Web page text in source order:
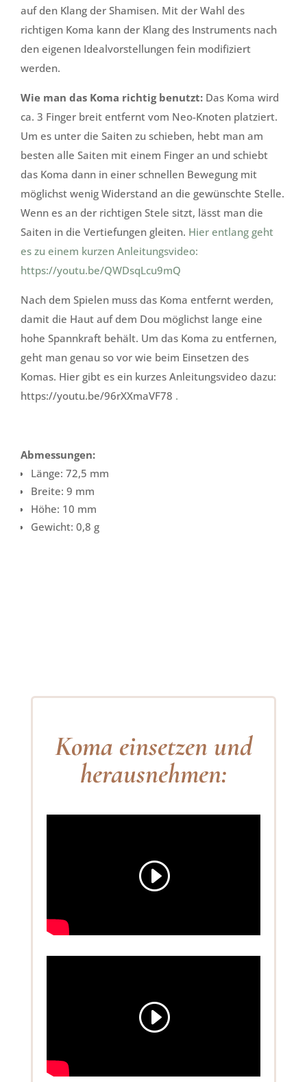
auf den Klang der Shamisen. Mit der Wahl des
richtigen Koma kann der Klang des Instruments nach
den eigenen Idealvorstellungen fein modifiziert
werden.
Wie man das Koma richtig benutzt: Das Koma wird
ca. 3 Finger breit entfernt vom Neo-Knoten platziert.
Um es unter die Saiten zu schieben, hebt man am
besten alle Saiten mit einem Finger an und schiebt
das Koma dann in einer schnellen Bewegung mit
möglichst wenig Widerstand an die gewünschte Stelle.
Wenn es an der richtigen Stele sitzt, lässt man die
Saiten in die Vertiefungen gleiten. Hier entlang geht
es zu einem kurzen Anleitungsvideo:
https://youtu.be/QWDsqLcu9mQ
Nach dem Spielen muss das Koma entfernt werden,
damit die Haut auf dem Dou möglichst lange eine
hohe Spannkraft behält. Um das Koma zu entfernen,
geht man genau so vor wie beim Einsetzen des
Komas. Hier gibt es ein kurzes Anleitungsvideo dazu:
https://youtu.be/96rXXmaVF78 .
Abmessungen:
Länge: 72,5 mm
Breite: 9 mm
Höhe: 10 mm
Gewicht: 0,8 g
Koma einsetzen und
herausnehmen: